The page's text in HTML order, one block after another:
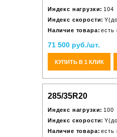
Индекс нагрузки: 104
Индекс скорости:
Наличие товара: есть
71 500 руб./шт.
КУПИТЬ В 1 КЛИК
285/35R20
Индекс нагрузки: 100
Индекс скорости:
Наличие товара: есть